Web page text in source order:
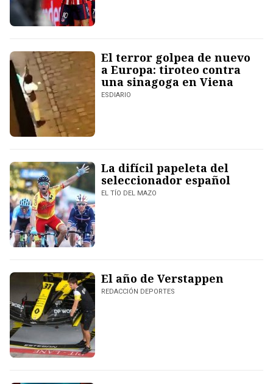
El terror golpea de nuevo
a Europa: tiroteo contra
una sinagoga en Viena
ESDIARIO
La difícil papeleta del
seleccionador español
EL TÍO DEL MAZO
El año de Verstappen
REDACCIÓN DEPORTES